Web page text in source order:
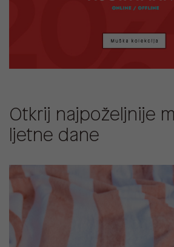
Otkrij najpoželjnije
ljetne dane